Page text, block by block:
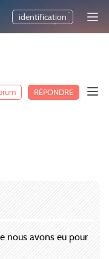
identification
RÉPONDRE
nous avons eu pour